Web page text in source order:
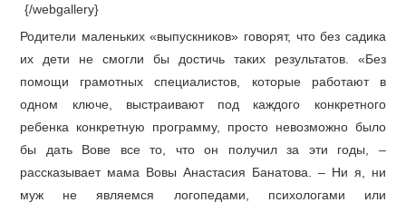
{/webgallery}
Родители маленьких «выпускников» говорят, что без садика
их дети не смогли бы достичь таких результатов. «Без
помощи грамотных специалистов, которые работают в
одном ключе, выстраивают под каждого конкретного
ребенка конкретную программу, просто невозможно было
бы дать Вове все то, что он получил за эти годы, –
рассказывает мама Вовы Анастасия Банатова. – Ни я, ни
муж не являемся логопедами, психологами или